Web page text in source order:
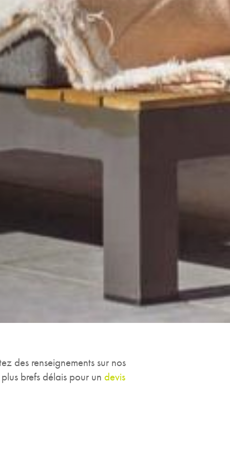
des renseignements sur nos
brefs délais pour un devis